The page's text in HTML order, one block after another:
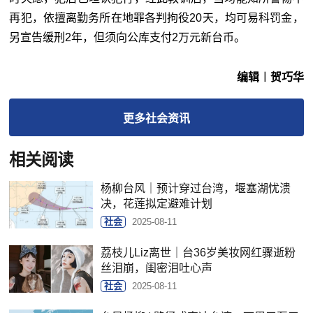
再犯，依擅离勤务所在地罪各判拘役20天，均可易科罚金，
另宣告缓刑2年，但须向公库支付2万元新台币。
编辑︱贺巧华
更多社会资讯
相关阅读
杨柳台风｜预计穿过台湾，堰塞湖忧溃
决，花莲拟定避难计划
社会 2025-08-11
荔枝儿Liz离世｜台36岁美妆网红骤逝粉
丝泪崩，闺密泪吐心声
社会 2025-08-11